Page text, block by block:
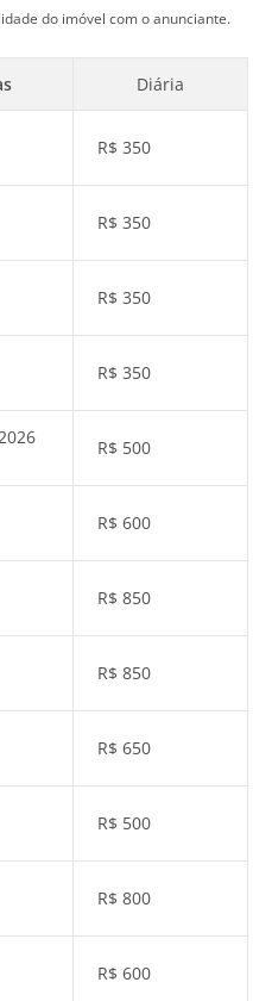
do imóvel com o anunciante.
Diária
R$ 350
R$ 350
R$ 350
R$ 350
R$ 500
R$ 600
R$ 850
R$ 850
R$ 650
R$ 500
R$ 800
R$ 600